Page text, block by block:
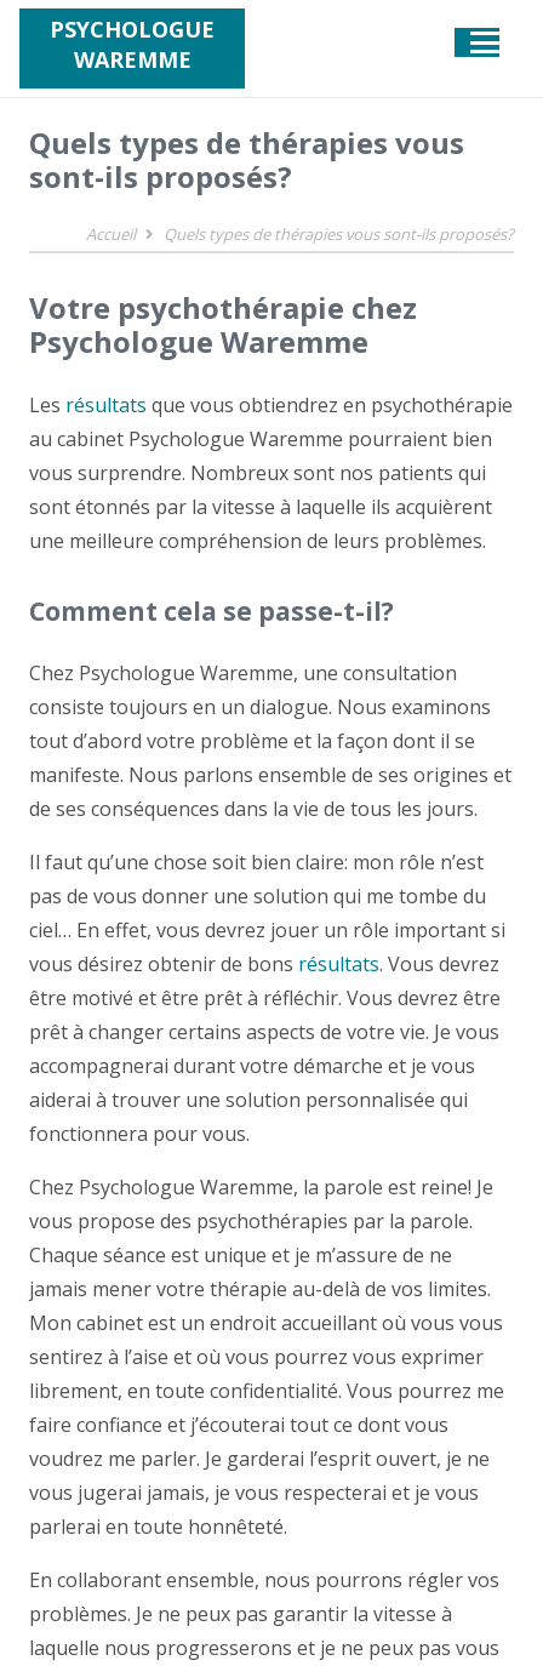
PSYCHOLOGUE
WAREMME
Quels types de thérapies vous
sont-ils proposés?
Accueil Quels types de thérapies vous sont-ils proposés?
Votre psychothérapie chez
Psychologue Waremme
Les résultats que vous obtiendrez en psychothérapie
au cabinet Psychologue Waremme pourraient bien
vous surprendre. Nombreux sont nos patients qui
sont étonnés par la vitesse à laquelle ils acquièrent
une meilleure compréhension de leurs problèmes.
Comment cela se passe-t-il?
Chez Psychologue Waremme, une consultation
consiste toujours en un dialogue. Nous examinons
tout d’abord votre problème et la façon dont il se
manifeste. Nous parlons ensemble de ses origines et
de ses conséquences dans la vie de tous les jours.
Il faut qu’une chose soit bien claire: mon rôle n’est
pas de vous donner une solution qui me tombe du
ciel… En effet, vous devrez jouer un rôle important si
vous désirez obtenir de bons résultats. Vous devrez
être motivé et être prêt à réfléchir. Vous devrez être
prêt à changer certains aspects de votre vie. Je vous
accompagnerai durant votre démarche et je vous
aiderai à trouver une solution personnalisée qui
fonctionnera pour vous.
Chez Psychologue Waremme, la parole est reine! Je
vous propose des psychothérapies par la parole.
Chaque séance est unique et je m’assure de ne
jamais mener votre thérapie au-delà de vos limites.
Mon cabinet est un endroit accueillant où vous vous
sentirez à l’aise et où vous pourrez vous exprimer
librement, en toute confidentialité. Vous pourrez me
faire confiance et j’écouterai tout ce dont vous
voudrez me parler. Je garderai l’esprit ouvert, je ne
vous jugerai jamais, je vous respecterai et je vous
parlerai en toute honnêteté.
En collaborant ensemble, nous pourrons régler vos
problèmes. Je ne peux pas garantir la vitesse à
laquelle nous progresserons et je ne peux pas vous